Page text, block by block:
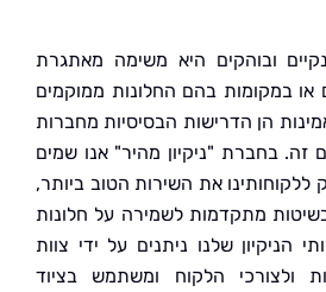
היא משימה מאתגרת
בהם החלונות ממוקמים
הדרישות הבסיסיות מחברות
"ניקיון מהיר" אנו שמים
את השירות הטוב ביותר,
לשמירה על חלונות
שלנו ניתנים על ידי צוות
הלקוח ומשתמש בציוד